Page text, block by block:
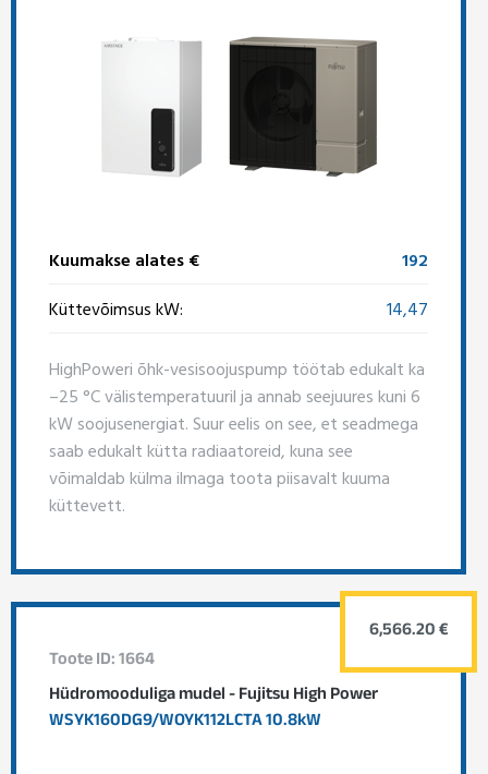
Kuumakse alates €
192
Küttevõimsus kW:
14,47
HighPoweri õhk-vesisoojuspump töötab edukalt ka
–25 °C välistemperatuuril ja annab seejuures kuni 6
kW soojusenergiat. Suur eelis on see, et seadmega
saab edukalt kütta radiaatoreid, kuna see
võimaldab külma ilmaga toota piisavalt kuuma
küttevett.
Toote ID: 1664
Hüdromooduliga mudel - Fujitsu High Power
WSYK160DG9/WOYK112LCTA 10.8kW
6,566.20 €